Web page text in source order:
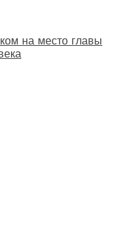
на место главы